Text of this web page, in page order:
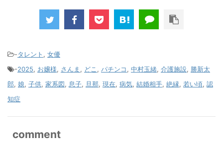
-タレント , 女優
-2025, お嬢様, さんま , どこ , パチンコ, 中村玉緒, 介護施設, 勝新太
郎, 娘, 子供, 家系図, 息子, 旦那, 現在, 病気, 結婚相手, 絶縁, 若い頃, 認
知症
comment